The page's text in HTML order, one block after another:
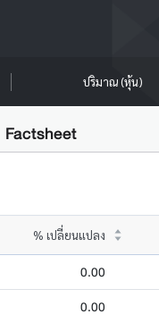
ปริมาณ (หุ้น)
Factsheet
% เปลี่ยนแปลง
0.00
0.00